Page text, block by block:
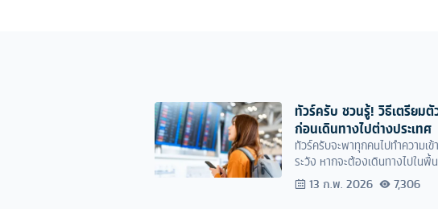
ทัวร์ครับ ชวนรู้! วิธีเตรียม
ก่อนเดินทางไปต่างประเทศ
ทัวร์ครับจะพาทุกคนไปทำความเข้
ระวัง หากจะต้องเดินทางไปในพื้
ได้ ปฏิบัติตัวกันได้ถูกต้องและเที่ย
ปลอดภัยและราบรื่นครับ
13 ก.พ. 2026 7,306